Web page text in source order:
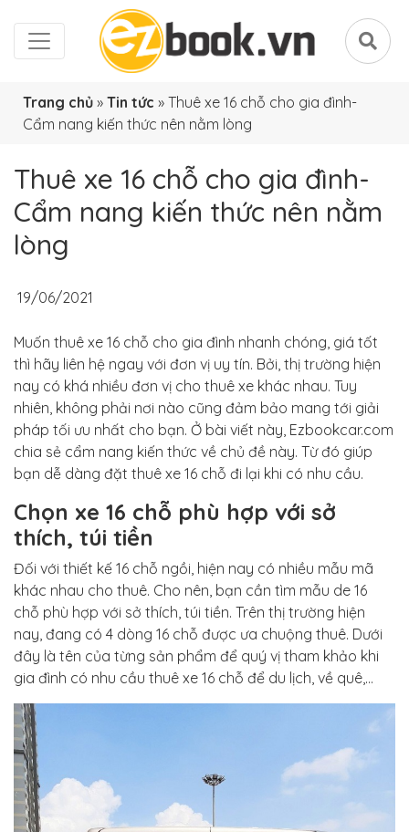
Trang chủ » Tin tức » Thuê xe 16 chỗ cho gia đình-
Cẩm nang kiến thức nên nằm lòng
Thuê xe 16 chỗ cho gia đình-
Cẩm nang kiến thức nên nằm
lòng
19/06/2021
Muốn thuê xe 16 chỗ cho gia đình nhanh chóng, giá tốt
thì hãy liên hệ ngay với đơn vị uy tín. Bởi, thị trường hiện
nay có khá nhiều đơn vị cho thuê xe khác nhau. Tuy
nhiên, không phải nơi nào cũng đảm bảo mang tới giải
pháp tối ưu nhất cho bạn. Ở bài viết này, Ezbookcar.com
chia sẻ cẩm nang kiến thức về chủ đề này. Từ đó giúp
bạn dễ dàng đặt thuê xe 16 chỗ đi lại khi có nhu cầu.
Chọn xe 16 chỗ phù hợp với sở
thích, túi tiền
Đối với thiết kế 16 chỗ ngồi, hiện nay có nhiều mẫu mã
khác nhau cho thuê. Cho nên, bạn cần tìm mẫu de 16
chỗ phù hợp với sở thích, túi tiền. Trên thị trường hiện
nay, đang có 4 dòng 16 chỗ được ưa chuộng thuê. Dưới
đây là tên của từng sản phẩm để quý vị tham khảo khi
gia đình có nhu cầu thuê xe 16 chỗ để du lịch, về quê,…